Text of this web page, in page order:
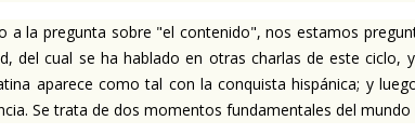
a la pregunta sobre "el contenido", nos estamos
del cual se ha hablado en otras charlas de este
aparece como tal con la conquista hispánica; y
Se trata de dos momentos fundamentales del